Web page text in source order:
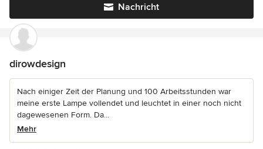
Nachricht
dirowdesign
Nach einiger Zeit der Planung und 100 Arbeitsstunden war
meine erste Lampe vollendet und leuchtet in einer noch nicht
dagewesenen Form. Da...
Mehr